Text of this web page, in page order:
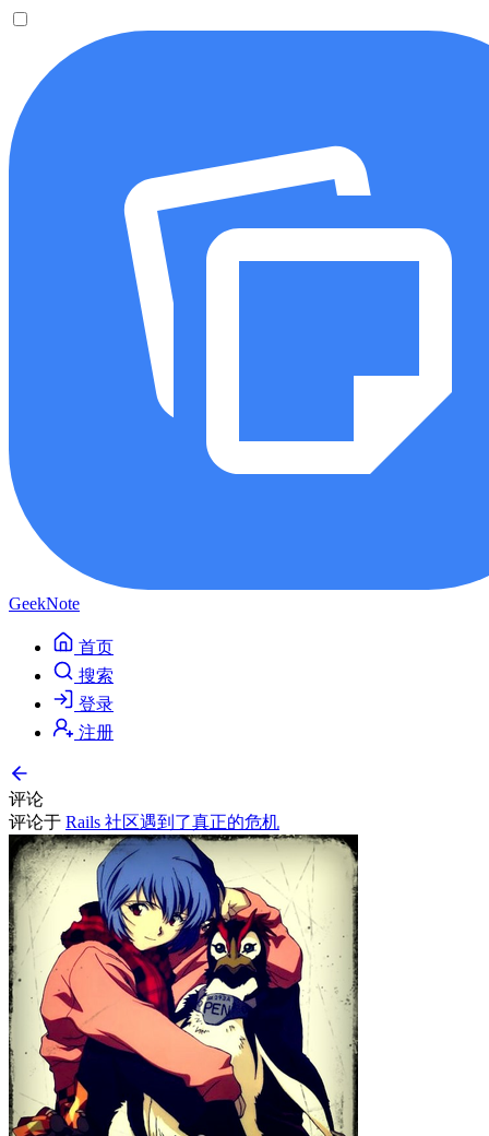
GeekNote
首页
搜索
登录
注册
评论
评论于 Rails 社区遇到了真正的危机